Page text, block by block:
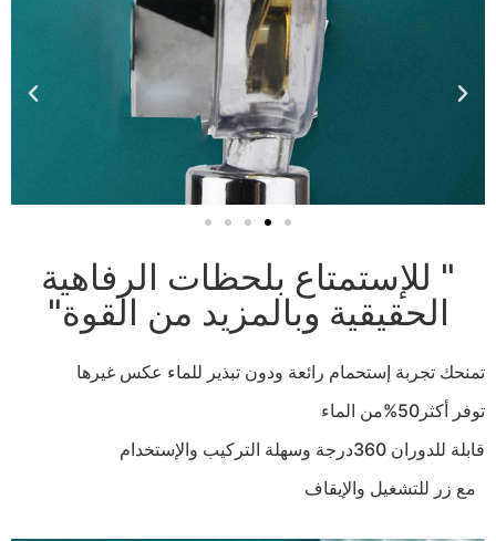
" للإستمتاع بلحظات الرفاهية
الحقيقية وبالمزيد من القوة"
تمنحك تجربة إستحمام رائعة ودون تبذير للماء عكس غيرها
توفر أكثر50%من الماء
قابلة للدوران 360درجة وسهلة التركيب والإستخدام
مع زر للتشغيل والإيقاف